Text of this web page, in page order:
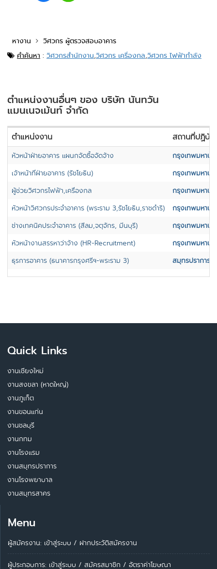
หางาน
วิศวกร ผู้ตรวจสอบอาคาร
คำค้นหา : วิศวกรสำนักงาน,วิศวกร เครื่องกล,วิศวกร ไฟฟ้ากำลัง
ตำแหน่งงานอื่นๆ ของ บริษัท นันทวัน
แมนเนจเม้นท์ จำกัด
ตำแหน่งงาน สถานที่ปฏิบัติ
หัวหน้าฝ่ายอาคาร แผนกจัดซื้อจัดจ้าง
กรุงเทพมหาน
เจ้าหน้าที่ฝ่ายอาคาร (รัชโยธิน)
กรุงเทพมหาน
ผู้ช่วยวิศวกรไฟฟ้า,เครื่องกล
กรุงเทพมหาน
หัวหน้าวิศวกรประจำอาคาร (พระราม 3,รัชโยธิน,ราชดำริ)
กรุงเทพมหาน
ช่างเทคนิคประจำอาคาร (สีลม,จตุจักร, มีนบุรี)
กรุงเทพมหาน
หัวหน้างานสรรหาว่าจ้าง (HR-Recruitment)
กรุงเทพมหาน
ธุรการอาคาร (ธนาคารกรุงศรีฯ-พระราม 3)
สมุทรปราการ
Quick Links
งานเชียงใหม่
งานสงขลา (หาดใหญ่)
งานภูเก็ต
งานขอนแก่น
งานชลบุรี
งานกทม
งานโรงแรม
งานสมุทรปราการ
งานโรงพยาบาล
งานสมุทรสาคร
Menu
ผู้สมัครงาน: เข้าสู่ระบบ / ฝากประวัติสมัครงาน
ผู้ประกอบการ: เข้าสู่ระบบ / สมัครสมาชิก / อัตราค่าโฆษณา